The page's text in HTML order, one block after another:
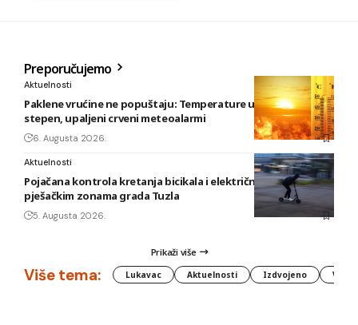
Preporučujemo
Aktuelnosti
Paklene vrućine ne popuštaju: Temperature u BiH i do 41
stepen, upaljeni crveni meteoalarmi
6. Augusta 2026.
Aktuelnosti
Pojačana kontrola kretanja bicikala i električnih romobila u
pješačkim zonama grada Tuzla
5. Augusta 2026.
Prikaži više
Više tema: Lukavac Aktuelnosti Izdvojeno